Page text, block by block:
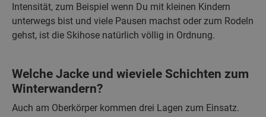
Intensität, zum Beispiel wenn Du mit kleinen Kindern
unterwegs bist und viele Pausen machst oder zum Rodeln
gehst, ist die Skihose natürlich völlig in Ordnung.
Welche Jacke und wieviele Schichten zum
Winterwandern?
Auch am Oberkörper kommen drei Lagen zum Einsatz.